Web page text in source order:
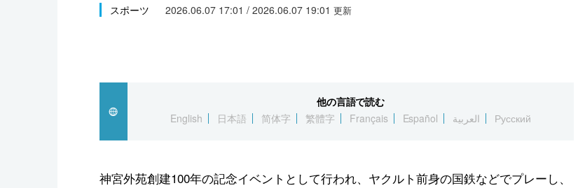
文化
スポーツ・東京2020
スポーツ 2026.06.07 17:01 / 2026.06.07 19:01 更新
他の言語で読む
English
日本語 简体字 繁體字 Français Español العربية Русский
神宮外苑創建100年の記念イベントとして行われ、ヤクルト前身の国鉄などでプレーし、